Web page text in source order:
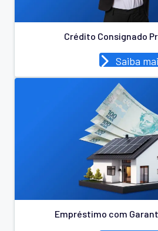
Crédito Consignado
Saiba
Empréstimo com